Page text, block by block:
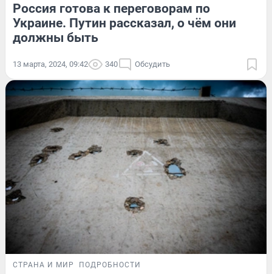
Россия готова к переговорам по
Украине. Путин рассказал, о чём они
должны быть
13 марта, 2024, 09:42 340 Обсудить
СТРАНА И МИР ПОДРОБНОСТИ